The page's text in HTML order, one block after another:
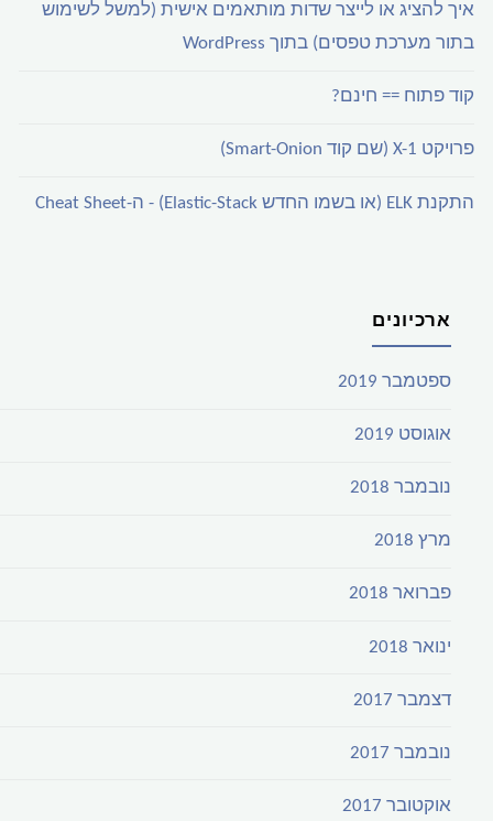
איך להציג או לייצר שדות מותאמים אישית (למשל לשימוש
בתור מערכת טפסים) בתוך WordPress
קוד פתוח == חינם?
פרויקט X-1 (שם קוד Smart-Onion)
התקנת ELK (או בשמו החדש Elastic-Stack) - ה-Cheat Sheet
ארכיונים
ספטמבר 2019
אוגוסט 2019
נובמבר 2018
מרץ 2018
פברואר 2018
ינואר 2018
דצמבר 2017
נובמבר 2017
אוקטובר 2017